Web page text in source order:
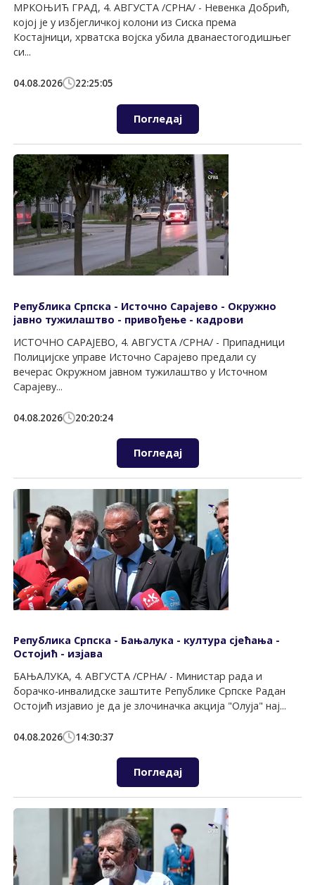
МРКОЊИЋ ГРАД, 4. АВГУСТА /СРНА/ - Невенка Добрић,
којој је у избјегличкој колони из Сиска према
Костајници, хрватска војска убила дванаестогодишњег
си...
04.08.2026 22:25:05
Погледај
Република Српска - Источно Сарајево - Окружно
јавно тужилаштво - привођење - кадрови
ИСТОЧНО САРАЈЕВО, 4. АВГУСТА /СРНА/ - Припадници
Полицијске управе Источно Сарајево предали су
вечерас Окружном јавном тужилаштво у Источном
Сарајеву...
04.08.2026 20:20:24
Погледај
Република Српска - Бањалука - култура сјећања -
Остојић - изјава
БАЊАЛУКА, 4. АВГУСТА /СРНА/ - Министар рада и
борачко-инвалидске заштите Републике Српске Радан
Остојић изјавио је да је злочиначка акција "Олуја" нај...
04.08.2026 14:30:37
Погледај